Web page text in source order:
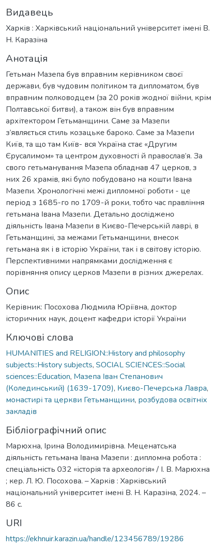
Видавець
Харків : Харківський національний університет імені В.
Н. Каразіна
Анотація
Гетьман Мазепа був вправним керівником своєї
держави, був чудовим політиком та дипломатом, був
вправним полководцем (за 20 років жодної війни, крім
Полтавської битви), а також він був вправним
архітектором Гетьманщини. Саме за Мазепи
з’являється стиль козацьке бароко. Саме за Мазепи
Київ, та що там Київ- вся Україна стає «Другим
Єрусалимом» та центром духовності й православ’я. За
свого гетьманування Мазепа обладнав 47 церков, з
них 26 храмів, які було побудовано на кошти Івана
Мазепи. Хронологічні межі дипломної роботи - це
період з 1685-го по 1709-й роки, тобто час правління
гетьмана Івана Мазепи. Детально досліджено
діяльність Івана Мазепи в Києво-Печерській лаврі, в
Гетьманщині, за межами Гетьманщини, внесок
гетьмана як і в історію України, так і в світову історію.
Перспективними напрямками дослідження є
порівняння опису церков Мазепи в різних джерелах.
Опис
Керівник: Посохова Людмила Юріївна, доктор
історичних наук, доцент кафедри історії України
Ключові слова
HUMANITIES and RELIGION::History and philosophy
subjects::History subjects, SOCIAL SCIENCES::Social
sciences::Education, Мазепа Іван Степaнович
(Колединський) (1639-1709), Києво-Печерська Лавра,
монастирі та церкви Гетьманщини, розбудова освітніх
закладів
Бібліографічний опис
Марюхна, Ірина Володимирівна. Меценатська
діяльність гетьмана Івана Мазепи : дипломна робота :
спеціальність 032 «історія та археологія» / І. В. Марюхна
; кер. Л. Ю. Посохова. – Харків : Харківський
національний університет імені В. Н. Каразіна, 2024. –
86 с.
URI
https://ekhnuir.karazin.ua/handle/123456789/19286